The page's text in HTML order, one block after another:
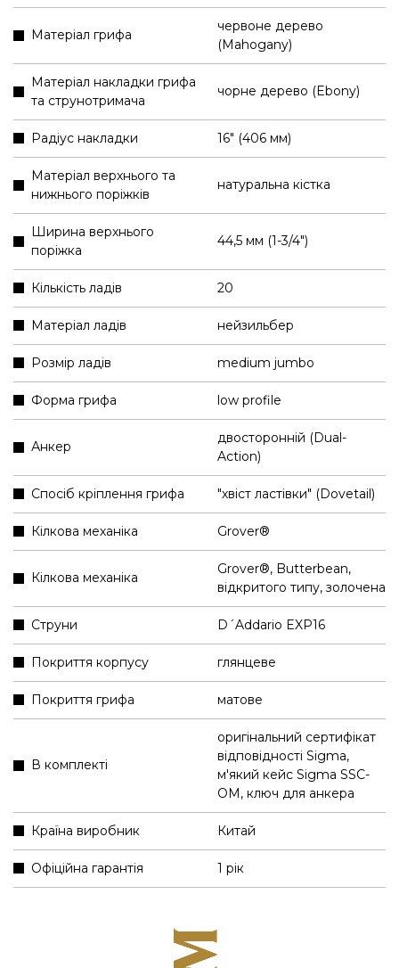
Матеріал грифа
червоне дерево
(Mahogany)
Матеріал накладки грифа
та струнотримача
чорне дерево (Ebony)
Радіус накладки 16" (406 мм)
Матеріал верхнього та
нижнього поріжків
натуральна кістка
Ширина верхнього
поріжка
44,5 мм (1-3/4″)
Кількість ладів 20
Матеріал ладів нейзильбер
Розмір ладів medium jumbo
Форма грифа low profile
Анкер
двосторонній (Dual-
Action)
Спосіб кріплення грифа "хвіст ластівки" (Dovetail)
Кілкова механіка Grover®
Кілкова механіка
Grover®, Butterbean,
відкритого типу, золочена
Струни D´Addario EXP16
Покриття корпусу глянцеве
Покриття грифа матове
В комплекті
оригінальний сертифікат
відповідності Sigma,
м'який кейс Sigma SSC-
OM, ключ для анкера
Країна виробник Китай
Офіційна гарантія 1 рік